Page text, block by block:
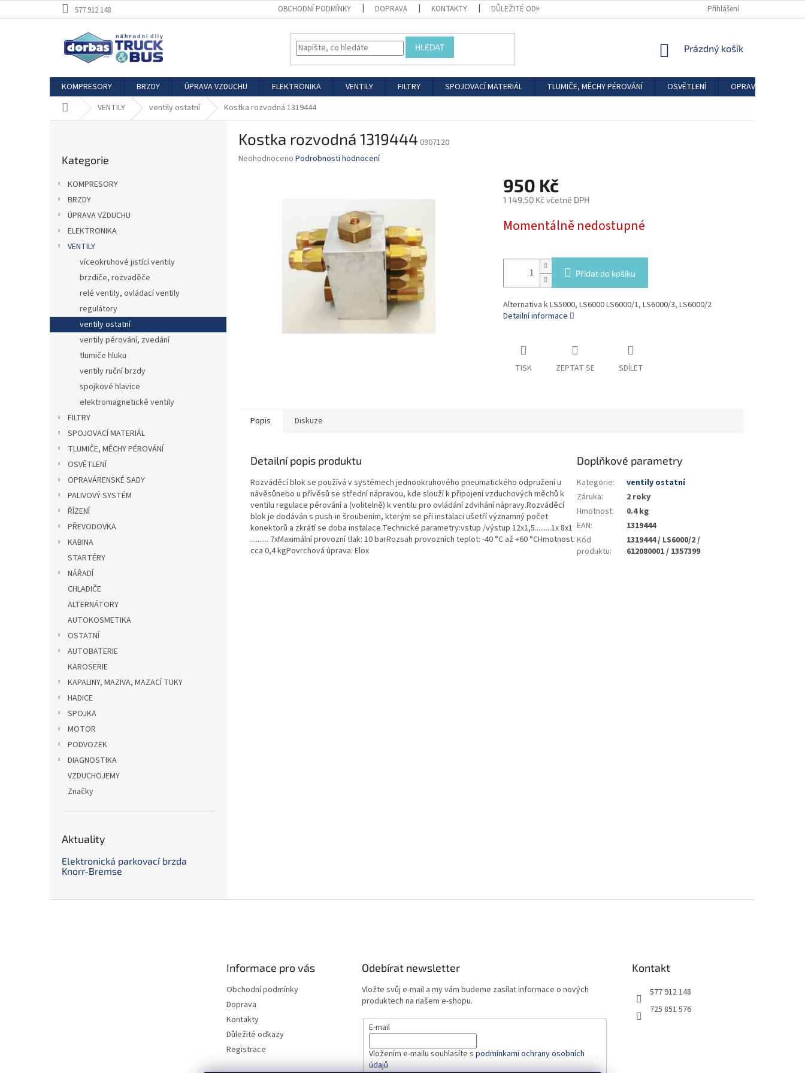
na
577 912 148 OBCHODNÍ PODMÍNKY DOPRAVA KONTAKTY DŮLEŽITÉ ODKAZY Přihlášení
HLEDAT
NÁKUPNÍ
Prázdný košík
KOMPRESORY BRZDY ÚPRAVA VZDUCHU ELEKTRONIKA VENTILY FILTRY SPOJOVACÍ MATERIÁL TLUMIČE, MĚCHY PÉROVÁNÍ OSVĚTLENÍ
OPRAVÁRENSKÉ
Domů VENTILY ventily ostatní Kostka rozvodná 1319444
kategorie
Kategorie
KOMPRESORY
BRZDY
ÚPRAVA VZDUCHU
ELEKTRONIKA
VENTILY
víceokruhové jistící ventily
brzdiče, rozvaděče
relé ventily, ovládací ventily
regulátory
ventily ostatní
ventily pérování, zvedání
tlumiče hluku
ventily ruční brzdy
spojkové hlavice
elektromagnetické ventily
FILTRY
SPOJOVACÍ MATERIÁL
TLUMIČE, MĚCHY PÉROVÁNÍ
OSVĚTLENÍ
OPRAVÁRENSKÉ SADY
PALIVOVÝ SYSTÉM
ŘÍZENÍ
PŘEVODOVKA
KABINA
STARTÉRY
NÁŘADÍ
CHLADIČE
ALTERNÁTORY
AUTOKOSMETIKA
OSTATNÍ
AUTOBATERIE
KAROSERIE
KAPALINY, MAZIVA, MAZACÍ TUKY
HADICE
SPOJKA
MOTOR
PODVOZEK
DIAGNOSTIKA
VZDUCHOJEMY
Značky
Aktuality
Elektronická parkovací brzda
Knorr-Bremse
Kostka rozvodná 1319444 0907120
Průměrné
Neohodnoceno Podrobnosti hodnocení
950 Kč
1 149,50 Kč včetně DPH
cena:
Momentálně nedostupné
Přidat do košíku
Alternativa k LS5000, LS6000 LS6000/1, LS6000/3, LS6000/2
Detailní informace
TISK ZEPTAT SE SDÍLET
Popis Diskuze
Detailní popis produktu
Rozváděcí blok se používá v systémech jednookruhového pneumatického odpružení u
návěsůnebo u přívěsů se střední nápravou, kde slouží k připojení vzduchových měchů k
ventilu regulace pérování a (volitelně) k ventilu pro ovládání zdvihání nápravy.Rozváděcí
blok je dodáván s push-in šroubením, kterým se při instalaci ušetří významný počet
konektorů a zkrátí se doba instalace.Technické parametry:vstup /výstup 12x1,5.........1x 8x1
.......... 7xMaximální provozní tlak: 10 barRozsah provozních teplot: -40 °C až +60 °CHmotnost:
cca 0,4 kgPovrchová úprava: Elox
Doplňkové parametry
Kategorie:
ventily ostatní
Záruka:
2 roky
Hmotnost:
0.4 kg
EAN:
1319444
Kód
produktu:
1319444 / LS6000/2 /
612080001 / 1357399
Informace pro vás
Obchodní podmínky
Doprava
Kontakty
Důležité odkazy
Registrace
Odebírat newsletter
Vložte svůj e-mail a my vám budeme zasílat informace o nových
produktech na našem e-shopu.
E-mail
Vložením e-mailu souhlasíte s podmínkami ochrany osobních
údajů
Kontakt
577 912 148
725 851 576